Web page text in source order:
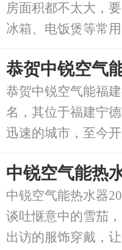
房面积都不太大，
冰箱、电饭煲等常
恭贺中锐空气
恭贺中锐空气能福
名，其位于福建宁
迅速的城市，至今
中锐空气能热
中锐空气能热水器
谈吐惬意中的雪茄
出访的服饰穿戴，